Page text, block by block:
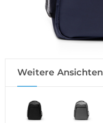
Weitere Ansichten